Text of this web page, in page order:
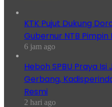
KTK Pujut Dukung
Gubernur NTB Pimpin
6 jam ago
Heboh SPBU Praya
Gerbang,
Resmi
2 hari ago